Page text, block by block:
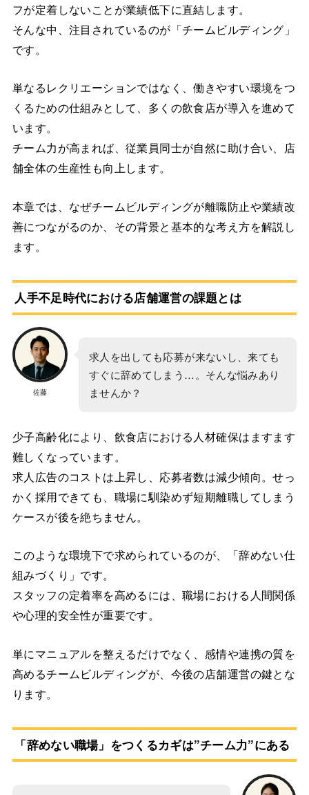
フが定着しないことが業績低下に直結します。
そんな中、注目されているのが「チームビルディング」
です。
単なるレクリエーションではなく、働きやすい環境をつ
くるための仕組みとして、多くの飲食店が導入を進めて
います。
チーム力が高まれば、従業員同士が自然に助け合い、店
舗全体の生産性も向上します。
本章では、なぜチームビルディングが離職防止や業績改
善につながるのか、その背景と基本的な考え方を解説し
ます。
人手不足時代における店舗運営の課題とは
佐藤
求人を出しても応募が来ないし、来ても
すぐに辞めてしまう…。そんな悩みあり
ませんか？
少子高齢化により、飲食店における人材確保はますます
難しくなっています。
求人広告のコストは上昇し、応募者数は減少傾向。せっ
かく採用できても、職場に馴染めず短期離職してしまう
ケースが後を絶ちません。
このような環境下で求められているのが、「辞めない仕
組みづくり」です。
スタッフの定着率を高めるには、職場における人間関係
や心理的安全性が重要です。
単にマニュアルを整えるだけでなく、感情や連携の質を
高めるチームビルディングが、今後の店舗運営の鍵とな
ります。
「辞めない職場」をつくるカギは”チーム力”にある